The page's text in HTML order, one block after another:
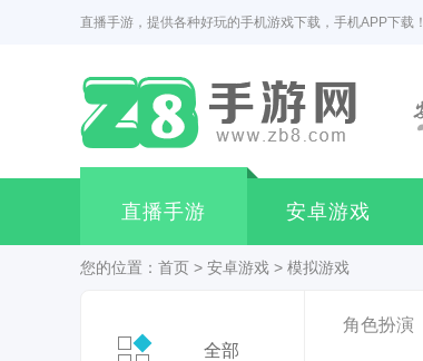
直播手游，提供各种好玩的手机游戏下载，手机APP下载！
直播手游 安卓游戏
您的位置： 首页 > 安卓游戏 > 模拟游戏
全部
角色扮演